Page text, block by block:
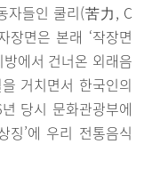
자들인 쿨리(苦力, C
면은 본래 ‘작장면
에서 건너온 외래음
거치면서 한국인의
당시 문화관광부에
징’에 우리 전통음식